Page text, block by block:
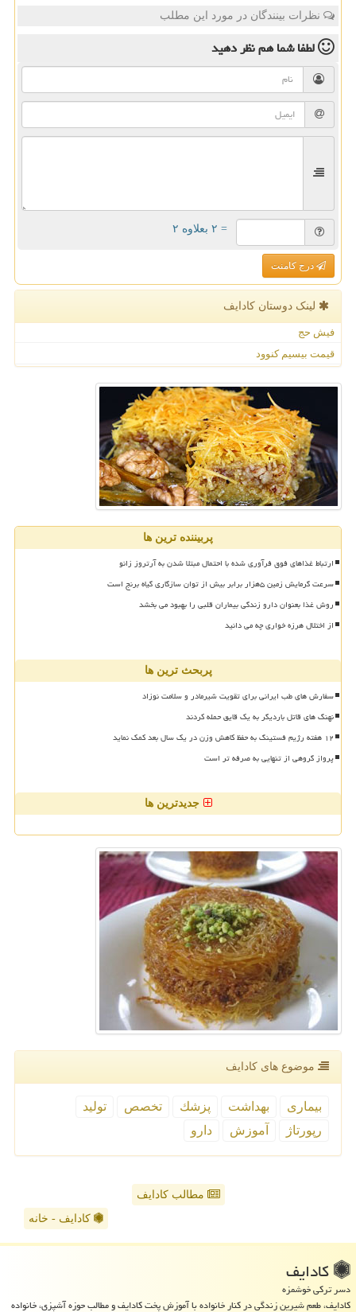
نظرات بینندگان در مورد این مطلب
لطفا شما همنظر دهید
= ۲ بعلاوه ۲
درج کامنت
لینک دوستان كادایف
فیش حج
قیمت بیسیم کنوود
پربیننده ترین ها
ارتباط غذاهای فوق فرآوری شده با احتمال مبتلا شدن به آرتروز زانو
سرعت گرمایش زمین ۵هزار برابر بیش از توان سازگاری گیاه برنج است
روش غذا بعنوان دارو زندگی بیماران قلبی را بهبود می بخشد
از اختلال هرزه خواری چه می دانید
پربحث ترین ها
سفارش های طب ایرانی برای تقویت شیرمادر و سلامت نوزاد
نهنگ های قاتل باردیگر به یک قایق حمله کردند
۱۲ هفته رژیم فستینگ به حفظ کاهش وزن در یک سال بعد کمک نماید
پرواز گروهی از تنهایی به صرفه تر است
جدیدترین ها
موضوع های كادایف
بیماری بهداشت پزشك تخصص
تولید
رپورتاژ
آموزش دارو
مطالب کادایف
کادایف - خانه
كادایف
دسر ترکی خوشمزه
کادایف، طعم شیرین زندگی در کنار خانواده با آموزش پخت کادایف و مطالب حوزه آشپزی، خانواده